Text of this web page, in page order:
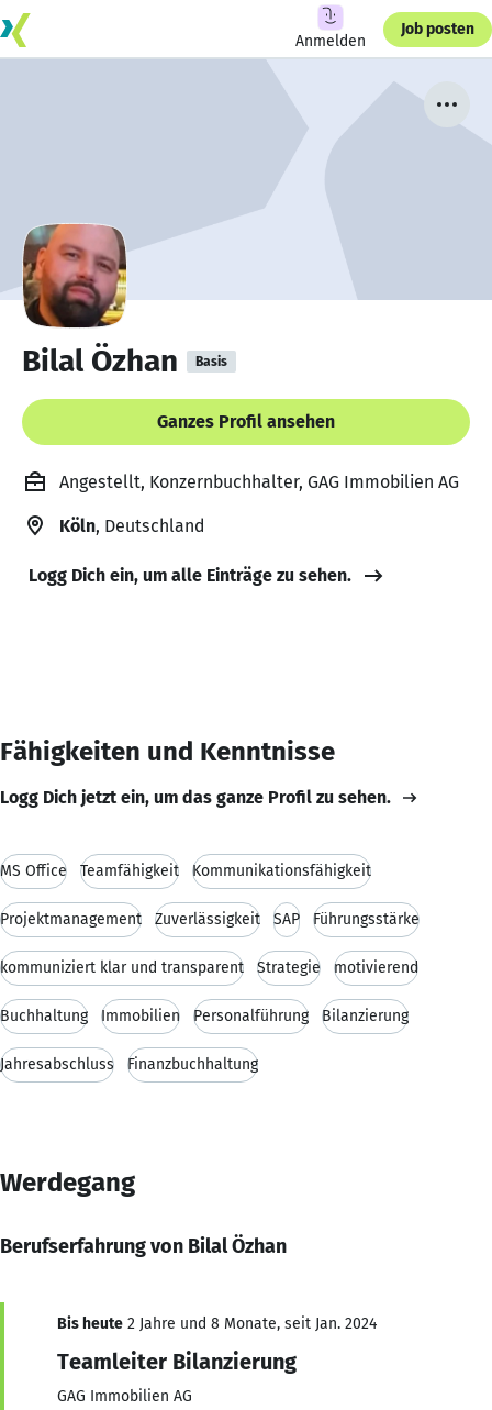
Anmelden
Job posten
Bilal Özhan Basis
Ganzes Profil ansehen
Angestellt, Konzernbuchhalter, GAG Immobilien AG
Köln, Deutschland
Logg Dich ein, um alle Einträge zu sehen.
Fähigkeiten und Kenntnisse
Logg Dich jetzt ein, um das ganze Profil zu sehen.
MS Office Teamfähigkeit Kommunikationsfähigkeit
Projektmanagement Zuverlässigkeit SAP Führungsstärke
kommuniziert klar und transparent Strategie motivierend
Buchhaltung Immobilien Personalführung Bilanzierung
Jahresabschluss Finanzbuchhaltung
Werdegang
Berufserfahrung von Bilal Özhan
Bis heute 2 Jahre und 8 Monate, seit Jan. 2024
Teamleiter Bilanzierung
GAG Immobilien AG